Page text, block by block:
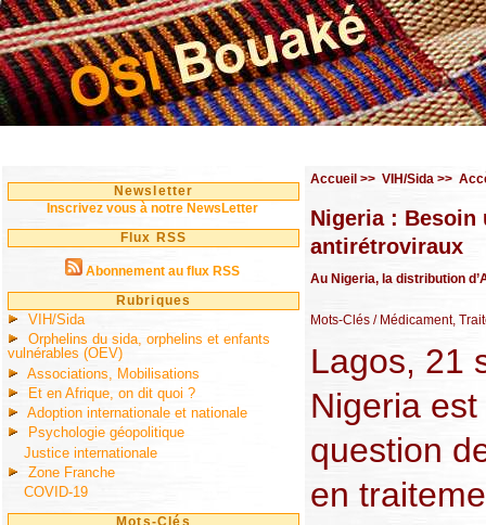
Newsletter
Inscrivez vous à notre NewsLetter
Flux RSS
Abonnement au flux RSS
Rubriques
VIH/Sida
Orphelins du sida, orphelins et enfants
vulnérables (OEV)
Associations, Mobilisations
Et en Afrique, on dit quoi ?
Adoption internationale et nationale
Psychologie géopolitique
Justice internationale
Zone Franche
COVID-19
Accueil >> VIH/Sida >>
Nigeria : Besoin
antirétroviraux
Au Nigeria, la distribution
Mots-Clés / Médicament,
Lagos, 21
Nigeria
question
en